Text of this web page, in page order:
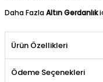
Daha FazlaAltın Gerdanlık
Ürün Özellikleri
Ödeme Seçenekleri